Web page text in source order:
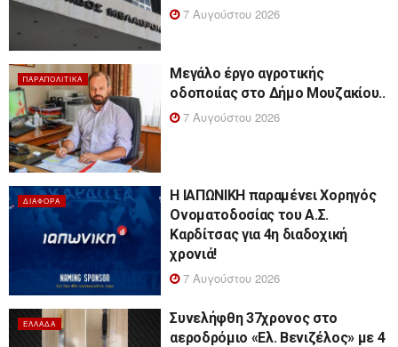
7 Αυγούστου 2026
ΠΑΡΑΠΟΛΙΤΙΚΆ
Μεγάλο έργο αγροτικής
οδοποιίας στο Δήμο Μουζακίου..
7 Αυγούστου 2026
ΔΙΆΦΟΡΑ
Η ΙΑΠΩΝΙΚΗ παραμένει Χορηγός
Ονοματοδοσίας του Α.Σ.
Καρδίτσας για 4η διαδοχική
χρονιά!
7 Αυγούστου 2026
ΕΛΛΆΔΑ
Συνελήφθη 37χρονος στο
αεροδρόμιο «Ελ. Βενιζέλος» με 4